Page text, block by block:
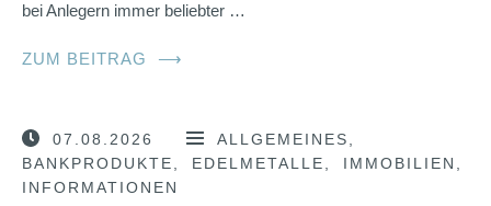
bei Anlegern immer beliebter …
ZUM BEITRAG ⟶
07.08.2026
ALLGEMEINES
BANKPRODUKTE
EDELMETALLE
IMMOBILIEN
INFORMATIONEN